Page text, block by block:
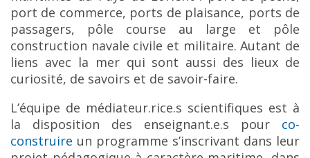
port de commerce, ports de plaisance, ports de
passagers, pôle course au large et pôle
construction navale civile et militaire. Autant de
liens avec la mer qui sont aussi des lieux de
curiosité, de savoirs et de savoir-faire.
L’équipe de médiateur.rice.s scientifiques est à
la disposition des enseignant.e.s pour co-
construire un programme s’inscrivant dans leur